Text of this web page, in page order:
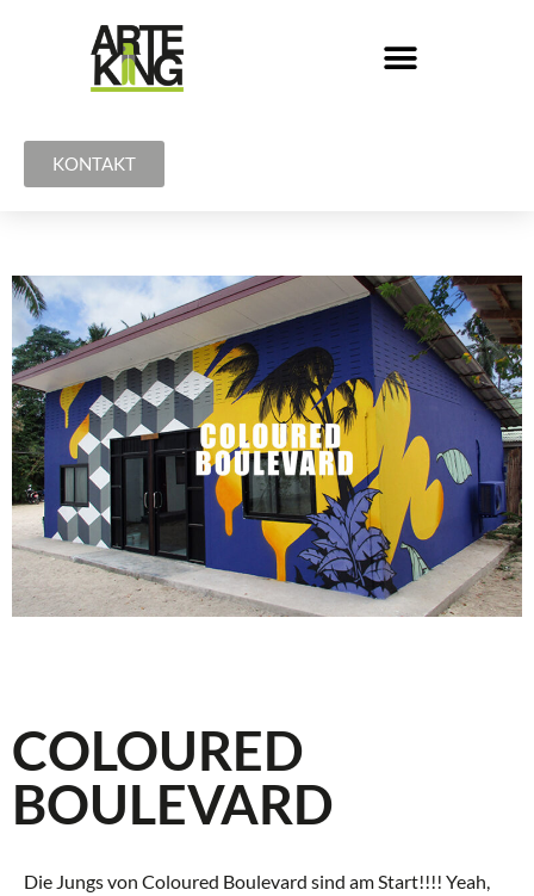
KONTAKT
COLOURED
BOULEVARD
Die Jungs von Coloured Boulevard sind am Start!!!! Yeah,